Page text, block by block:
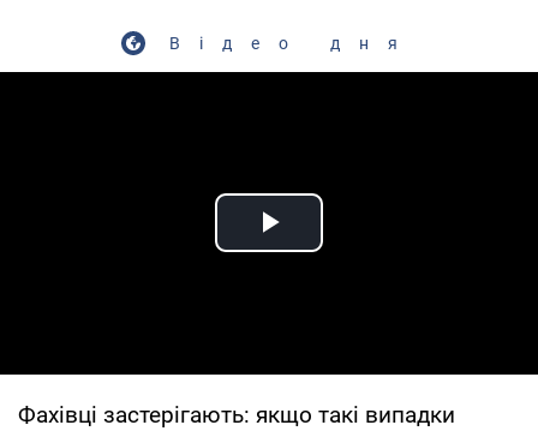
Відео дня
Play Video
Фахівці застерігають: якщо такі випадки